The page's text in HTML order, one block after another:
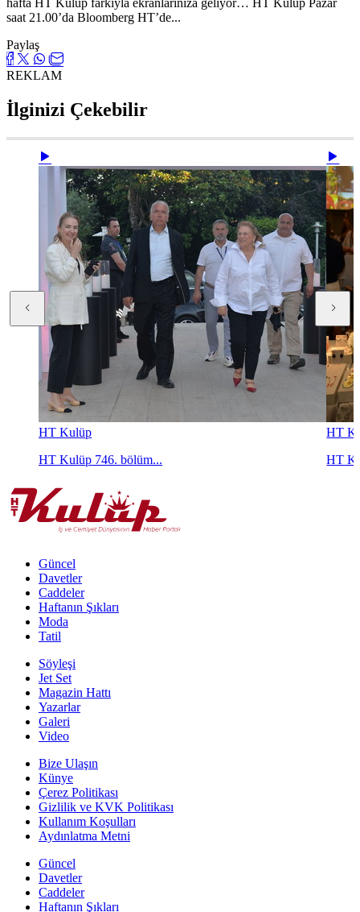
saat 21.00’da Bloomberg HT’de...
Paylaş
REKLAM
İlginizi Çekebilir
HT Kulüp
HT Kulüp 746. bölüm...
HT
HT
Güncel
Davetler
Caddeler
Haftanın Şıkları
Moda
Tatil
Söyleşi
Jet Set
Magazin Hattı
Yazarlar
Galeri
Video
Bize Ulaşın
Künye
Çerez Politikası
Gizlilik ve KVK Politikası
Kullanım Koşulları
Aydınlatma Metni
Güncel
Davetler
Caddeler
Haftanın Şıkları